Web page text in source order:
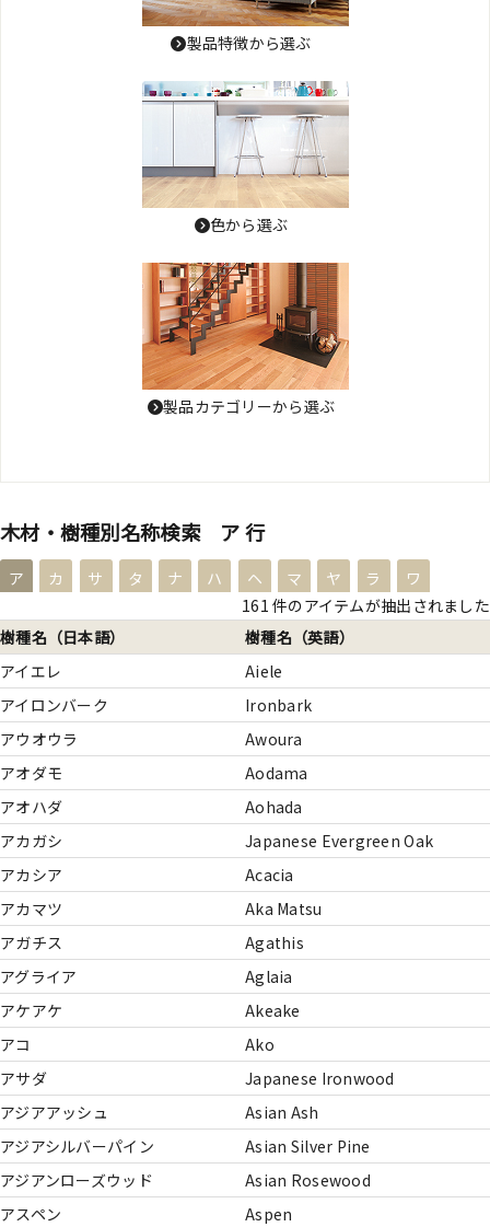
製品特徴から選ぶ
色から選ぶ
製品カテゴリーから選ぶ
木材・樹種別名称検索 ア 行
ア カ サ タ ナ ハ ヘ マ ヤ ラ
ワ
161 件のアイテムが抽出されました
樹種名（日本語）
樹種名（英語）
アイエレ
Aiele
アイロンバーク
Ironbark
アウオウラ
Awoura
アオダモ
Aodama
アオハダ
Aohada
アカガシ
Japanese Evergreen Oak
アカシア
Acacia
アカマツ
Aka Matsu
アガチス
Agathis
アグライア
Aglaia
アケアケ
Akeake
アコ
Ako
アサダ
Japanese Ironwood
アジアアッシュ
Asian Ash
アジアシルバーパイン
Asian Silver Pine
アジアンローズウッド
Asian Rosewood
アスペン
Aspen